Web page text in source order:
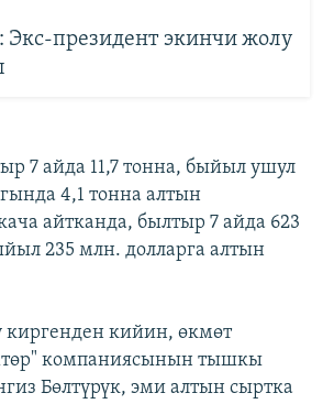
президент экинчи жолу
7 айда 11,7 тонна, быйыл ушул
4,1 тонна алтын
айтканда, былтыр 7 айда 623
235 млн. долларга алтын
кийин, өкмөт
компаниясынын тышкы
Бөлтүрүк, эми алтын сыртка